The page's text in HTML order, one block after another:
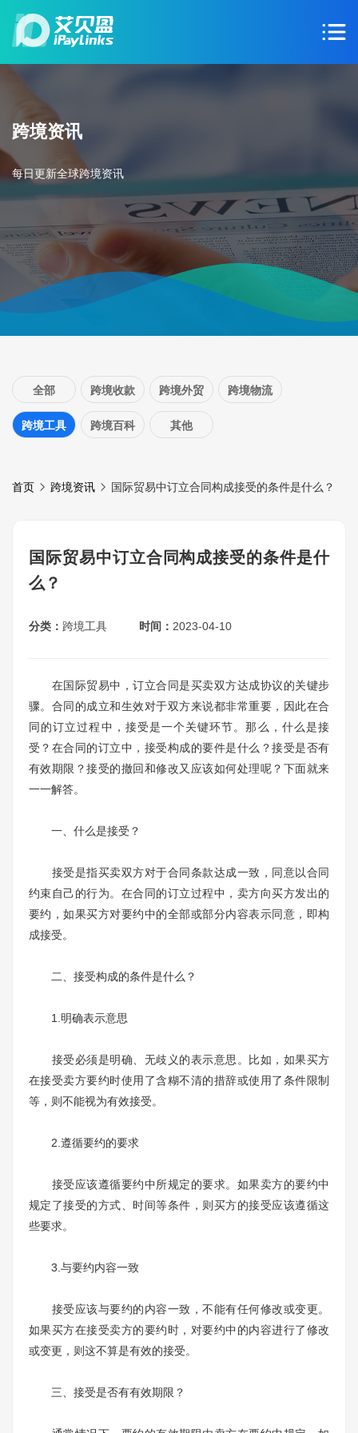
跨境资讯
每日更新全球跨境资讯
全部 跨境收款 跨境外贸 跨境物流
跨境工具 跨境百科 其他
首页 跨境资讯 国际贸易中订立合同构成接受的条件是什么？
国际贸易中订立合同构成接受的条件是什
么？
分类： 跨境工具 时间： 2023-04-10
在国际贸易中，订立合同是买卖双方达成协议的关键步
骤。合同的成立和生效对于双方来说都非常重要，因此在合
同的订立过程中，接受是一个关键环节。那么，什么是接
受？在合同的订立中，接受构成的要件是什么？接受是否有
有效期限？接受的撤回和修改又应该如何处理呢？下面就来
一一解答。
一、什么是接受？
接受是指买卖双方对于合同条款达成一致，同意以合同
约束自己的行为。在合同的订立过程中，卖方向买方发出的
要约，如果买方对要约中的全部或部分内容表示同意，即构
成接受。
二、接受构成的条件是什么？
1.明确表示意思
接受必须是明确、无歧义的表示意思。比如，如果买方
在接受卖方要约时使用了含糊不清的措辞或使用了条件限制
等，则不能视为有效接受。
2.遵循要约的要求
接受应该遵循要约中所规定的要求。如果卖方的要约中
规定了接受的方式、时间等条件，则买方的接受应该遵循这
些要求。
3.与要约内容一致
接受应该与要约的内容一致，不能有任何修改或变更。
如果买方在接受卖方的要约时，对要约中的内容进行了修改
或变更，则这不算是有效的接受。
三、接受是否有有效期限？